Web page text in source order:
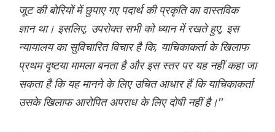
जूट की बोरियों में छुपाए गए पदार्थ की प्रकृति का वास्तविक
ज्ञान था। इसलिए, उपरोक्त सभी को ध्यान में रखते हुए, इस
न्यायालय का सुविचारित विचार है कि, याचिकाकर्ता के खिलाफ
प्रथम दृष्टया मामला बनता है और इस स्तर पर यह नहीं कहा जा
सकता है कि यह मानने के लिए उचित आधार हैं कि याचिकाकर्ता
उसके खिलाफ आरोपित अपराध के लिए दोषी नहीं है।''